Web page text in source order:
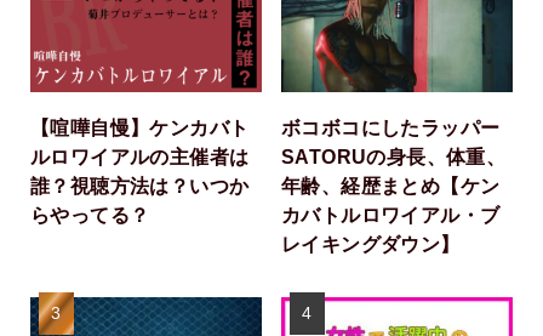
【喧嘩自慢】ケンカバト
ルロワイアルの主催者は
誰？視聴方法は？いつか
らやってる？
ボコボコにしたラッパー
SATORUの身長、体重、
年齢、経歴まとめ【ケン
カバトルロワイアル・ブ
レイキングダウン】